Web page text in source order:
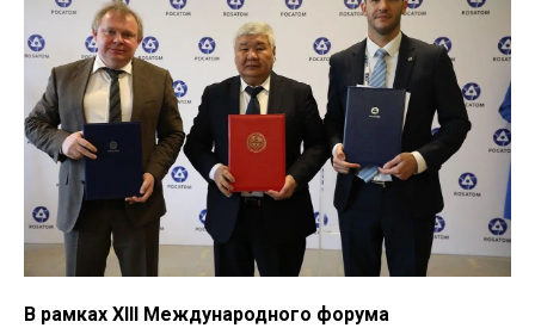
В рамках XIII Международного форума